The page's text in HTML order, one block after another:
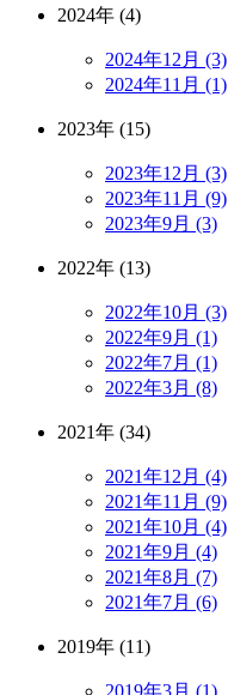
2024年 (4)
2024年12月 (3)
2024年11月 (1)
2023年 (15)
2023年12月 (3)
2023年11月 (9)
2023年9月 (3)
2022年 (13)
2022年10月 (3)
2022年9月 (1)
2022年7月 (1)
2022年3月 (8)
2021年 (34)
2021年12月 (4)
2021年11月 (9)
2021年10月 (4)
2021年9月 (4)
2021年8月 (7)
2021年7月 (6)
2019年 (11)
2019年3月 (1)